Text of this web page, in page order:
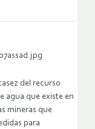
del recurso
agua que existe en
mineras que
para